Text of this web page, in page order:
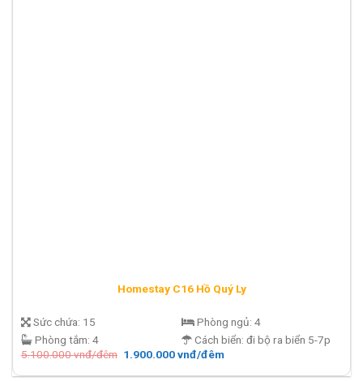
Homestay C16 Hồ Quý Ly
Sức chứa: 15
Phòng tắm: 4
Phòng ngủ: 4
Cách biển: đi bộ ra biển 5-7p
5.100.000vnđ/đêm Giá
là:
1.900.000vnđ/đêmGiá
tại